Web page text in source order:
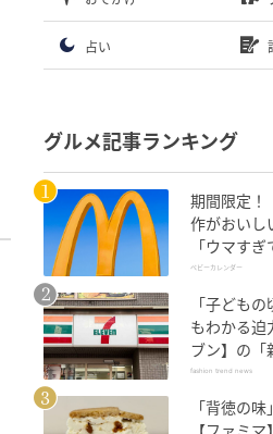
占い
グルメ記事ランキング
期間限定！
作がおいし
「ウマす
上♡」
ベビーカレンダー
「子ども
もわかる迫
ブン】の「
りそう！
fashion trend news
「背徳の味
【ファミ